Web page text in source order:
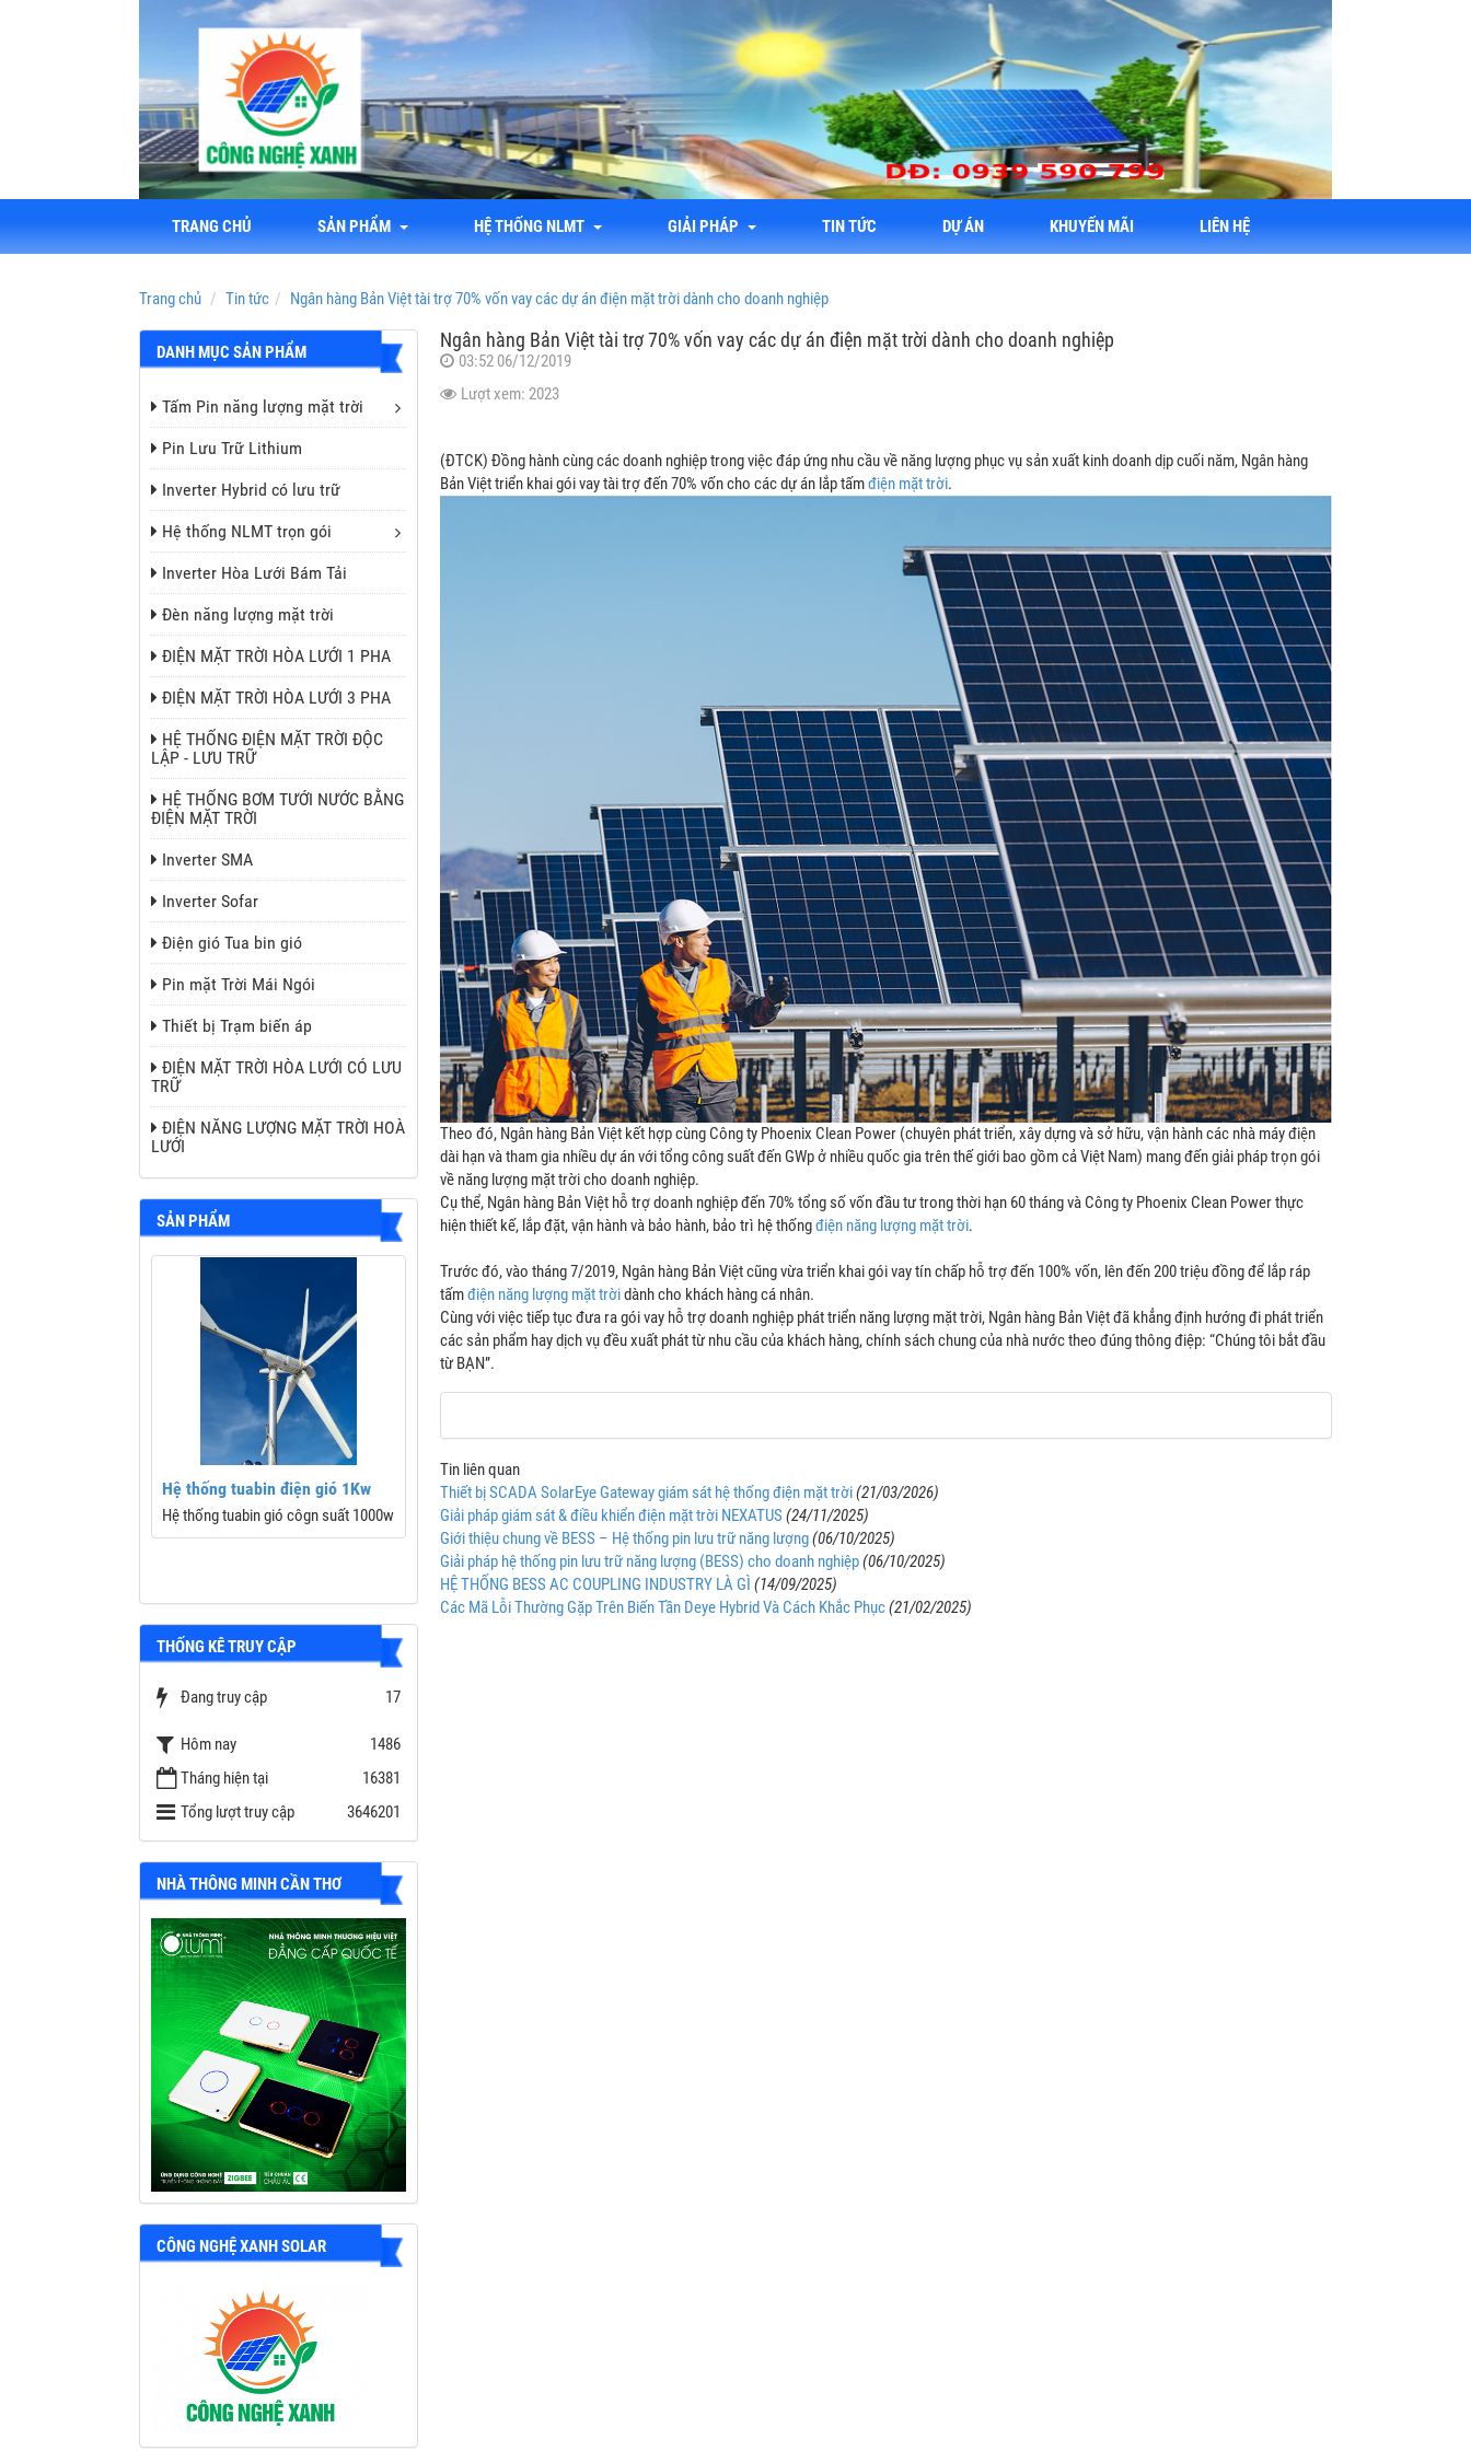
TRANG CHỦ SẢN PHẨM HỆ THỐNG NLMT GIẢI PHÁP TIN TỨC DỰ ÁN KHUYẾN MÃI LIÊN HỆ
Trang chủ Tin tức Ngân hàng Bản Việt tài trợ 70% vốn vay các dự án điện mặt trời dành cho doanh nghiệp
Ngân hàng Bản Việt tài trợ 70% vốn vay các dự án điện mặt trời dành cho doanh nghiệp
03:52 06/12/2019
Lượt xem: 2023
(ĐTCK) Đồng hành cùng các doanh nghiệp trong việc đáp ứng nhu cầu về năng lượng phục vụ sản xuất kinh doanh dịp cuối năm, Ngân hàng
Bản Việt triển khai gói vay tài trợ đến 70% vốn cho các dự án lắp tấmđiện mặt trời.
Theo đó, Ngân hàng Bản Việt kết hợp cùng Công ty Phoenix Clean Power (chuyên phát triển, xây dựng và sở hữu, vận hành các nhà máy điện
dài hạn và tham gia nhiều dự án với tổng công suất đến GWp ở nhiều quốc gia trên thế giới bao gồm cả Việt Nam) mang đến giải pháp trọn gói
về năng lượng mặt trời cho doanh nghiệp.
Cụ thể, Ngân hàng Bản Việt hỗ trợ doanh nghiệp đến 70% tổng số vốn đầu tư trong thời hạn 60 tháng và Công ty Phoenix Clean Power thực
hiện thiết kế, lắp đặt, vận hành và bảo hành, bảo trì hệ thốngđiện năng lượng mặt trời.
Trước đó, vào tháng 7/2019, Ngân hàng Bản Việt cũng vừa triển khai gói vay tín chấp hỗ trợ đến 100% vốn, lên đến 200 triệu đồng để lắp ráp
tấmđiện năng lượng mặt trờidành cho khách hàng cá nhân.
Cùng với việc tiếp tục đưa ra gói vay hỗ trợ doanh nghiệp phát triển năng lượng mặt trời, Ngân hàng Bản Việt đã khẳng định hướng đi phát triển
các sản phẩm hay dịch vụ đều xuất phát từ nhu cầu của khách hàng, chính sách chung của nhà nước theo đúng thông điệp: “Chúng tôi bắt đầu
từ BẠN”.
Tin liên quan
Thiết bị SCADA SolarEye Gateway giám sát hệ thống điện mặt trời(21/03/2026)
Giải pháp giám sát & điều khiển điện mặt trời NEXATUS (24/11/2025)
Giới thiệu chung về BESS – Hệ thống pin lưu trữ năng lượng(06/10/2025)
Giải pháp hệ thống pin lưu trữ năng lượng (BESS) cho doanh nghiệp(06/10/2025)
HỆ THỐNG BESS AC COUPLING INDUSTRY LÀ GÌ (14/09/2025)
Các Mã Lỗi Thường Gặp Trên Biến Tần Deye Hybrid Và Cách Khắc Phục(21/02/2025)
DANH MỤC SẢN PHẨM
Tấm Pin năng lượng mặt trời
Pin Lưu Trữ Lithium
Inverter Hybrid có lưu trữ
Hệ thống NLMT trọn gói
Inverter Hòa Lưới Bám Tải
Đèn năng lượng mặt trời
ĐIỆN MẶT TRỜI HÒA LƯỚI 1 PHA
ĐIỆN MẶT TRỜI HÒA LƯỚI 3 PHA
HỆ THỐNG ĐIỆN MẶT TRỜI ĐỘC
LẬP - LƯU TRỮ
HỆ THỐNG BƠM TƯỚI NƯỚC BẰNG
ĐIỆN MẶT TRỜI
Inverter SMA
Inverter Sofar
Điện gió Tua bin gió
Pin mặt Trời Mái Ngói
Thiết bị Trạm biến áp
ĐIỆN MẶT TRỜI HÒA LƯỚI CÓ LƯU
TRỮ
ĐIỆN NĂNG LƯỢNG MẶT TRỜI HOÀ
LƯỚI
SẢN PHẨM
Hệ thống tuabin điện gió 1Kw
Hệ thống tuabin gió côgn suất 1000w
THỐNG KÊ TRUY CẬP
Đang truy cập 17
Hôm nay
1486
Tháng hiện tại
16381
Tổng lượt truy cập
3646201
NHÀ THÔNG MINH CẦN THƠ
CÔNG NGHỆ XANH SOLAR